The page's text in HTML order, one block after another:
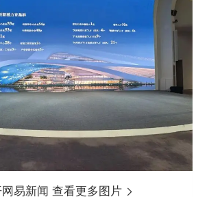
易新闻 查看更多图片